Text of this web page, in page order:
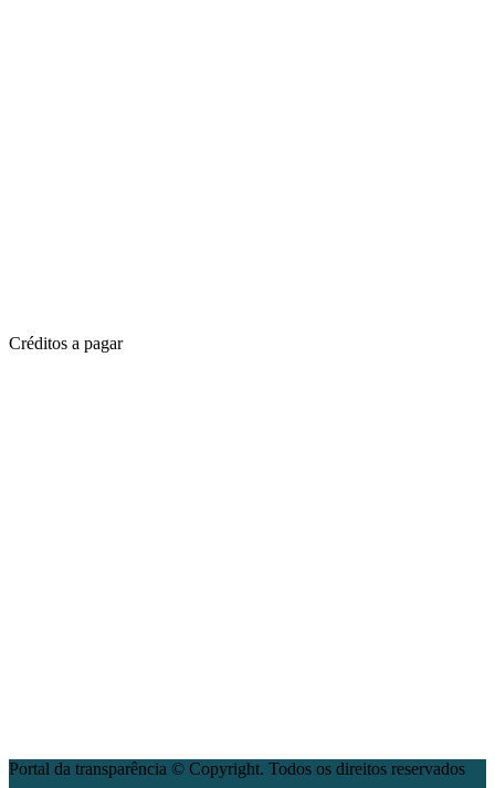
Créditos a pagar
Portal da transparência © Copyright. Todos os direitos reservados